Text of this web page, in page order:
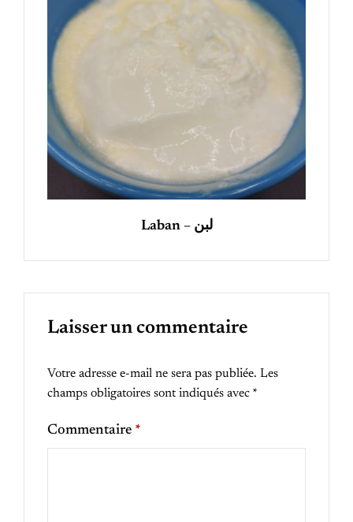
Laban – لبن
Laisser un commentaire
Votre adresse e-mail ne sera pas publiée. Les
champs obligatoires sont indiqués avec *
Commentaire *